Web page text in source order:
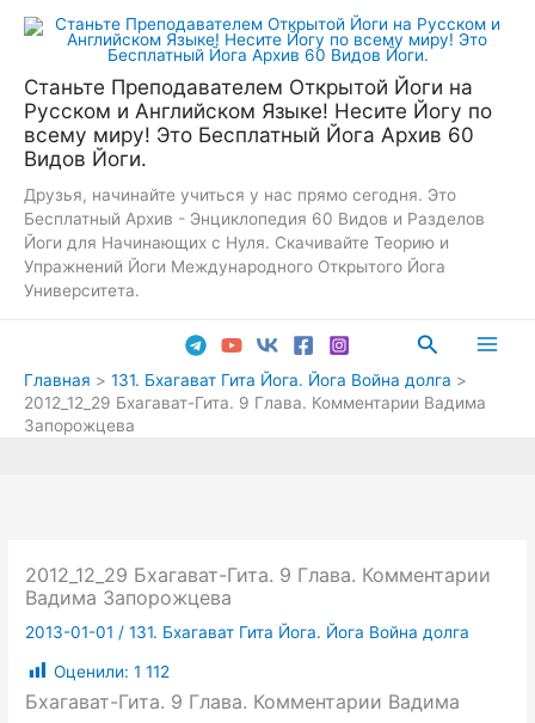
Перейти
Станьте Преподавателем Открытой Йоги на
Русском и Английском Языке! Несите Йогу по
всему миру! Это Бесплатный Йога Архив 60
Видов Йоги.
Друзья, начинайте учиться у нас прямо сегодня. Это
Бесплатный Архив - Энциклопедия 60 Видов и Разделов
Йоги для Начинающих с Нуля. Скачивайте Теорию и
Упражнений Йоги Международного Открытого Йога
Университета.
Поиск
Главная
131. Бхагават Гита Йога. Йога Война долга
2012_12_29 Бхагават-Гита. 9 Глава. Комментарии Вадима
Запорожцева
2012_12_29 Бхагават-Гита. 9 Глава. Комментарии
Вадима Запорожцева
2013-01-01 /131. Бхагават Гита Йога. Йога Война долга
Оценили: 1 112
Бхагават-Гита. 9 Глава. Комментарии Вадима